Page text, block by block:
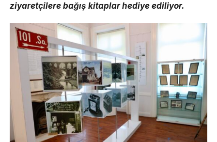
ziyaretçilere bağış kitaplar hediye ediliyor.